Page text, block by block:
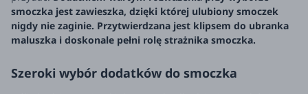
smoczka jest zawieszka, dzięki której ulubiony smoczek
nigdy nie zaginie. Przytwierdzana jest klipsem do ubranka
maluszka i doskonale pełni rolę strażnika smoczka.
Szeroki wybór dodatków do smoczka